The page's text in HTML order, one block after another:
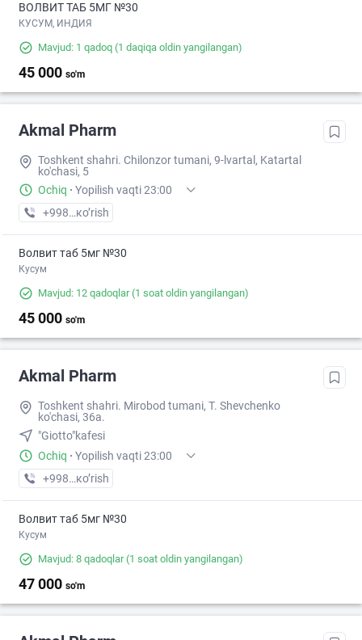
ВОЛВИТ ТАБ 5МГ №30
КУСУМ, ИНДИЯ
Mavjud: 1 qadoq (1 daqiqa oldin yangilangan)
45 000 so'm
Akmal Pharm
Toshkent shahri. Chilonzor tumani, 9-lvartal, Katartal
ko'chasi, 5
Ochiq · Yopilish vaqti 23:00
+998 (99) XXX-XX-XX
кo’rish
Волвит таб 5мг №30
Кусум
Mavjud: 12 qadoqlar(1 soat oldin yangilangan)
45 000 so'm
Akmal Pharm
Toshkent shahri. Mirobod tumani, T. Shevchenko
ko'chasi, 36a.
"Giotto"kafesi
Ochiq · Yopilish vaqti 23:00
+998 (99) XXX-XX-XX
кo’rish
Волвит таб 5мг №30
Кусум
Mavjud: 8 qadoqlar(1 soat oldin yangilangan)
47 000 so'm